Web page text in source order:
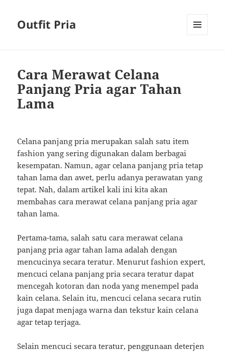
Outfit Pria
Cara Merawat Celana
Panjang Pria agar Tahan
Lama
Celana panjang pria merupakan salah satu item
fashion yang sering digunakan dalam berbagai
kesempatan. Namun, agar celana panjang pria tetap
tahan lama dan awet, perlu adanya perawatan yang
tepat. Nah, dalam artikel kali ini kita akan
membahas cara merawat celana panjang pria agar
tahan lama.
Pertama-tama, salah satu cara merawat celana
panjang pria agar tahan lama adalah dengan
mencucinya secara teratur. Menurut fashion expert,
mencuci celana panjang pria secara teratur dapat
mencegah kotoran dan noda yang menempel pada
kain celana. Selain itu, mencuci celana secara rutin
juga dapat menjaga warna dan tekstur kain celana
agar tetap terjaga.
Selain mencuci secara teratur, penggunaan deterjen